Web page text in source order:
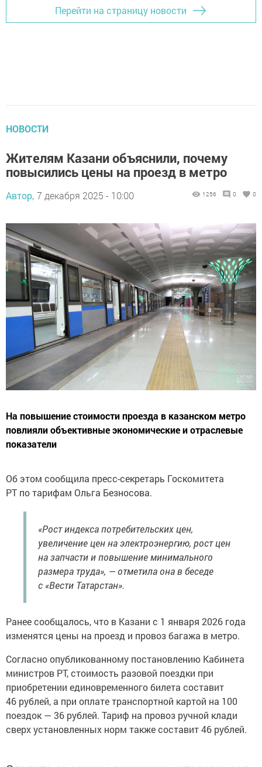
Перейти на страницу новости
НОВОСТИ
Жителям Казани объяснили, почему
повысились цены на проезд в метро
Автор, 7 декабря 2025 - 10:00 1256 0 0
На повышение стоимости проезда в казанском метро
повлияли объективные экономические и отраслевые
показатели
Об этом сообщила пресс-секретарь Госкомитета
РТ по тарифам Ольга Безносова.
«Рост индекса потребительских цен,
увеличение цен на электроэнергию, рост цен
на запчасти и повышение минимального
размера труда», — отметила она в беседе
с «Вести Татарстан».
Ранее сообщалось, что в Казани с 1 января 2026 года
изменятся цены на проезд и провоз багажа в метро.
Согласно опубликованному постановлению Кабинета
министров РТ, стоимость разовой поездки при
приобретении единовременного билета составит
46 рублей, а при оплате транспортной картой на 100
поездок — 36 рублей. Тариф на провоз ручной клади
сверх установленных норм также составит 46 рублей.